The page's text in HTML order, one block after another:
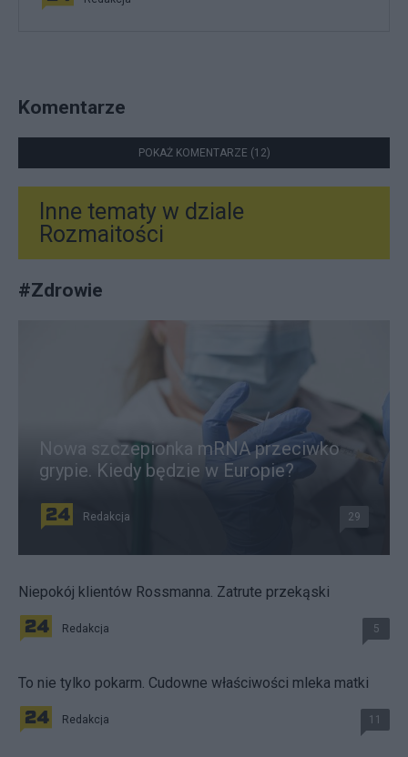
Komentarze
POKAŻ KOMENTARZE (12)
Inne tematy w dziale
Rozmaitości
#Zdrowie
Nowa szczepionka mRNA przeciwko
grypie. Kiedy będzie w Europie?
Redakcja 29
Niepokój klientów Rossmanna. Zatrute przekąski
Redakcja 5
To nie tylko pokarm. Cudowne właściwości mleka matki
Redakcja 11